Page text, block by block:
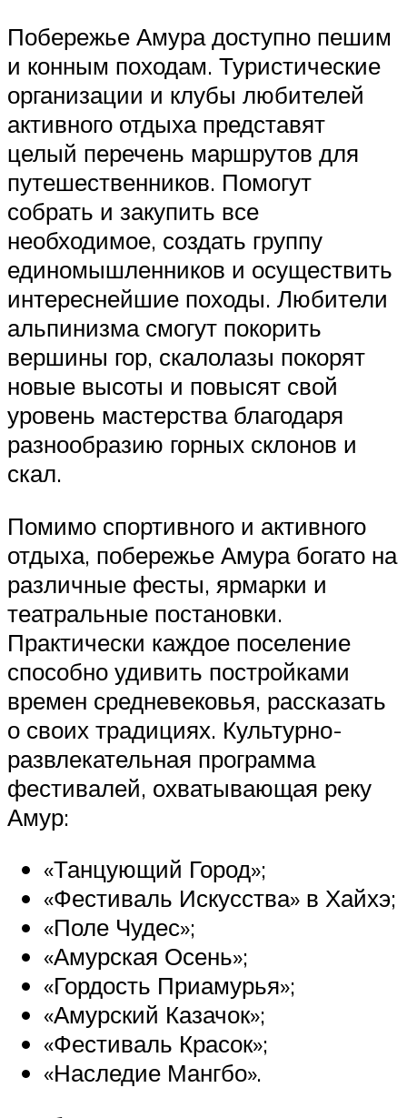
Побережье Амура доступно пешим
и конным походам. Туристические
организации и клубы любителей
активного отдыха представят
целый перечень маршрутов для
путешественников. Помогут
собрать и закупить все
необходимое, создать группу
единомышленников и осуществить
интереснейшие походы. Любители
альпинизма смогут покорить
вершины гор, скалолазы покорят
новые высоты и повысят свой
уровень мастерства благодаря
разнообразию горных склонов и
скал.
Помимо спортивного и активного
отдыха, побережье Амура богато на
различные фесты, ярмарки и
театральные постановки.
Практически каждое поселение
способно удивить постройками
времен средневековья, рассказать
о своих традициях. Культурно-
развлекательная программа
фестивалей, охватывающая реку
Амур:
«Танцующий Город»;
«Фестиваль Искусства» в Хайхэ;
«Поле Чудес»;
«Амурская Осень»;
«Гордость Приамурья»;
«Амурский Казачок»;
«Фестиваль Красок»;
«Наследие Мангбо».